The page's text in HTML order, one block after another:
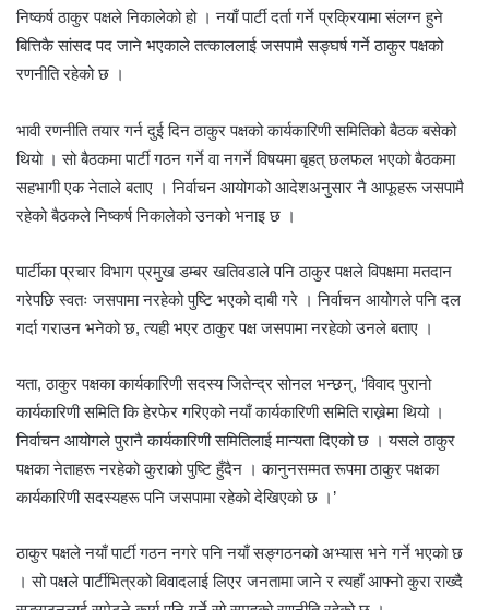
निष्कर्ष ठाकुर पक्षले निकालेको हो । नयाँ पार्टी दर्ता गर्ने प्रक्रियामा संलग्न हुने
बित्तिकै सांसद पद जाने भएकाले तत्काललाई जसपामै सङ्घर्ष गर्ने ठाकुर पक्षको
रणनीति रहेको छ ।
भावी रणनीति तयार गर्न दुई दिन ठाकुर पक्षको कार्यकारिणी समितिको बैठक बसेको
थियो । सो बैठकमा पार्टी गठन गर्ने वा नगर्ने विषयमा बृहत् छलफल भएको बैठकमा
सहभागी एक नेताले बताए । निर्वाचन आयोगको आदेशअनुसार नै आफूहरू जसपामै
रहेको बैठकले निष्कर्ष निकालेको उनको भनाइ छ ।
पार्टीका प्रचार विभाग प्रमुख डम्बर खतिवडाले पनि ठाकुर पक्षले विपक्षमा मतदान
गरेपछि स्वतः जसपामा नरहेको पुष्टि भएको दाबी गरे । निर्वाचन आयोगले पनि दल
गर्दा गराउन भनेको छ, त्यही भएर ठाकुर पक्ष जसपामा नरहेको उनले बताए ।
यता, ठाकुर पक्षका कार्यकारिणी सदस्य जितेन्द्र सोनल भन्छन्, ‘विवाद पुरानो
कार्यकारिणी समिति कि हेरफेर गरिएको नयाँ कार्यकारिणी समिति राख्नेमा थियो ।
निर्वाचन आयोगले पुरानै कार्यकारिणी समितिलाई मान्यता दिएको छ । यसले ठाकुर
पक्षका नेताहरू नरहेको कुराको पुष्टि हुँदैन । कानुनसम्मत रूपमा ठाकुर पक्षका
कार्यकारिणी सदस्यहरू पनि जसपामा रहेको देखिएको छ ।’
ठाकुर पक्षले नयाँ पार्टी गठन नगरे पनि नयाँ सङ्गठनको अभ्यास भने गर्ने भएको छ
। सो पक्षले पार्टीभित्रको विवादलाई लिएर जनतामा जाने र त्यहाँ आफ्नो कुरा राख्दै